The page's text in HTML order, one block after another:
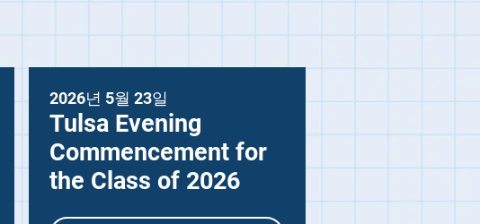
2026년 5월 23일
Tulsa Evening
Commencement for
the Class of 2026